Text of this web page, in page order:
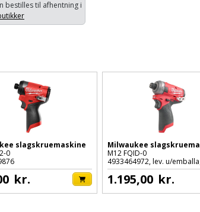
bestilles til afhentning i
slagskruemaskine
0
kr.
Milwaukee
M12 FQID-0
4933464972, lev. u/
1.195,00 kr.